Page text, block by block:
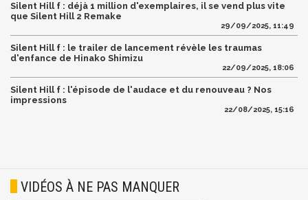
Silent Hill f : déjà 1 million d'exemplaires, il se vend plus vite
que Silent Hill 2 Remake
29/09/2025, 11:49
Silent Hill f : le trailer de lancement révèle les traumas
d'enfance de Hinako Shimizu
22/09/2025, 18:06
Silent Hill f : l'épisode de l'audace et du renouveau ? Nos
impressions
22/08/2025, 15:16
VIDÉOS À NE PAS MANQUER